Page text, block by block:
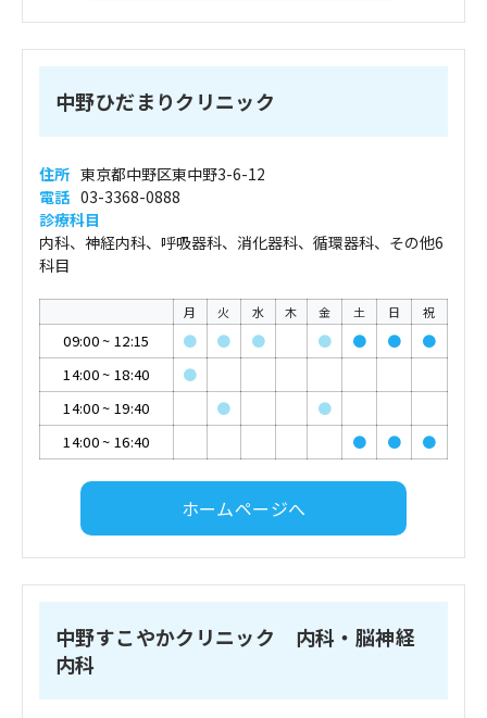
中野ひだまりクリニック
住所 東京都中野区東中野3-6-12
電話 03-3368-0888
診療科目
内科、神経内科、呼吸器科、消化器科、循環器科、その他6
科目
月 火 水 木 金 土 日 祝
09:00~ 12:15 ● ● ● ● ● ●
●
14:00~ 18:40
●
14:00~ 19:40 ●
●
14:00~ 16:40 ● ● ●
ホームページへ
中野すこやかクリニック 内科・脳神経
内科